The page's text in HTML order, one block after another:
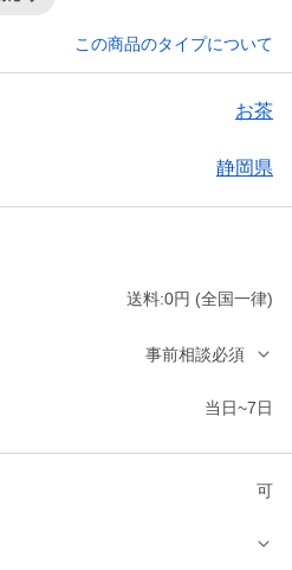
この商品のタイプについて
お茶
静岡県
送料:0円 (全国一律)
事前相談必須
当日~7日
可